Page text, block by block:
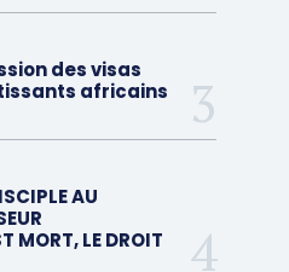
des visas
africains
AU
MORT, LE DROIT